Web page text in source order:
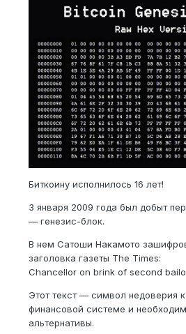
Биткоину исполнилось 16 лет!
3 января 2009 года был добыт
— генезис-блок.
В нем Сатоши Накамото
заголовка газеты The Times:
Chancellor on brink of second
Этот текст — символ недоверия
финансовой системе и
альтернативы.